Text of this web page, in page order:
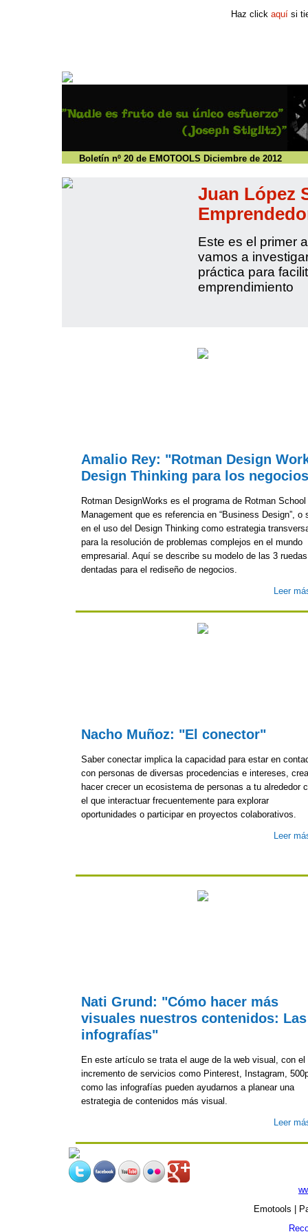
Haz click aquí si
Boletín nº 20 de EMOTOOLS Diciembre de 2012
Juan López
Este es el primer
vamos a
práctica para
emprendimiento
Amalio Rey: "Rotman Design
Design Thinking para los
Rotman DesignWorks es el programa de Rotman School
Management que es referencia en “Business Design”, o
en el uso del Design Thinking como estrategia
para la resolución de problemas complejos en el mundo
empresarial. Aquí se describe su modelo de las 3 ruedas
dentadas para el rediseño de negocios.
Leer
Nacho Muñoz: "El conector"
Saber conectar implica la capacidad para estar en
con personas de diversas procedencias e intereses,
hacer crecer un ecosistema de personas a tu alrededor
el que interactuar frecuentemente para explorar
oportunidades o participar en proyectos colaborativos.
Leer
Nati Grund: "Cómo hacer más
visuales nuestros contenidos: Las
infografías"
En este artículo se trata el auge de la web visual, con el
incremento de servicios como Pinterest, Instagram,
como las infografías pueden ayudarnos a planear una
estrategia de contenidos más visual.
Leer
Emotools |